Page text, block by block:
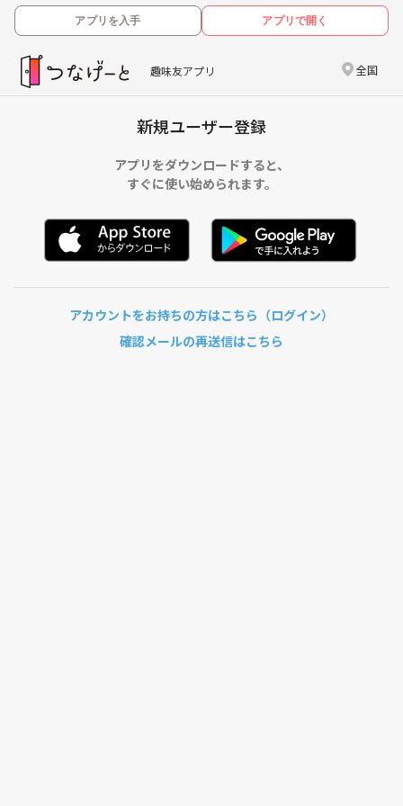
アプリを入手 アプリで開く
趣味友アプリ 全国
新規ユーザー登録
アプリをダウンロードすると、
すぐに使い始められます。
アカウントをお持ちの方はこちら（ログイン）
確認メールの再送信はこちら